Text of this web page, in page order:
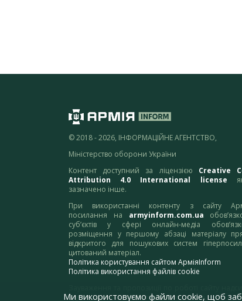
© 2018 - 2026, ІНФОРМАЦІЙНЕ АГЕНТСТВО,
Міністерство оборони України
Контент доступний за ліцензією Creative
Attribution 4.0 International license
зазначено інше.
При використанні контенту з сайту
посилання на armyinform.com.ua
суб’єктів у сфері онлайн-медіа
розміщення у першому абзаці матеріалу
відкритого для пошукових систем
цитований матеріал.
Політика користування сайтом АрміяInform
Політика використання файлів cookie
адресу:webmaster@armyinform.com.ua
Ми використовуємо файли cookie, щоб